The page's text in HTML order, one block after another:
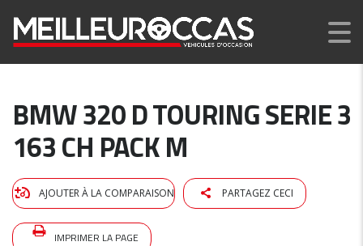
BMW 320 D TOURING SERIE 3
163 CH PACK M
AJOUTER À LA COMPARAISON PARTAGEZ CECI
IMPRIMER LA PAGE